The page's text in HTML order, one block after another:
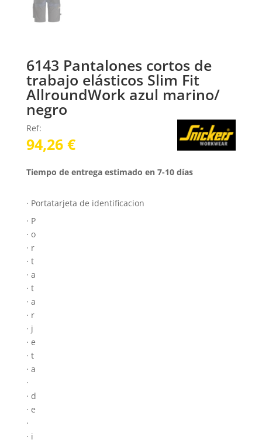
6143 Pantalones cortos de
trabajo elásticos Slim Fit
AllroundWork azul marino/
negro
Ref:
94,26 €
Tiempo de entrega estimado en 7-10 días
· Portatarjeta de identificacion
· P
· o
· r
· t
· a
· t
· a
· r
· j
· e
· t
· a
·
· d
· e
·
· i